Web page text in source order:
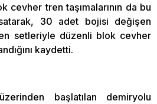
cevher tren taşımalarının da bu
30 adet bojisi değişen
setleriyle düzenli blok cevher
kaydetti.
başlatılan demiryolu